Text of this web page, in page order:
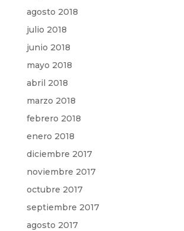
agosto 2018
julio 2018
junio 2018
mayo 2018
abril 2018
marzo 2018
febrero 2018
enero 2018
diciembre 2017
noviembre 2017
octubre 2017
septiembre 2017
agosto 2017